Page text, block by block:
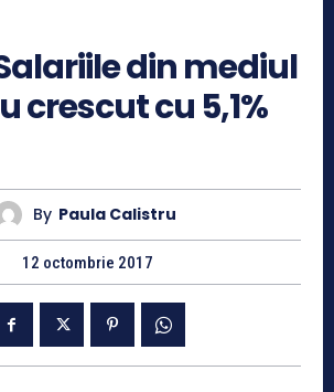
din mediul
crescut cu 5,1%
By Paula Calistru
12 octombrie 2017